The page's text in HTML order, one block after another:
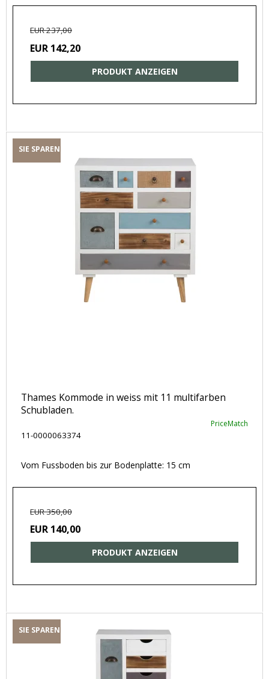
EUR 237,00
EUR 142,20
PRODUKT ANZEIGEN
SIE SPAREN
Thames Kommode in weiss mit 11 multifarben
Schubladen.
PriceMatch
11-0000063374
Vom Fussboden bis zur Bodenplatte: 15 cm
EUR 350,00
EUR 140,00
PRODUKT ANZEIGEN
SIE SPAREN